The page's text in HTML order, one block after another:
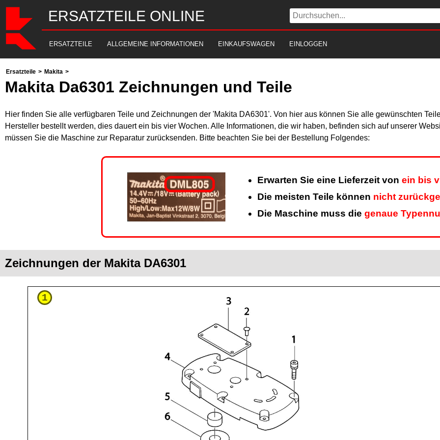
ERSATZTEILE ONLINE
ERSATZTEILE ALLGEMEINE INFORMATIONEN EINKAUFSWAGEN EINLOGGEN
Ersatzteile > Makita >
Makita Da6301 Zeichnungen und Teile
Hier finden Sie alle verfügbaren Teile und Zeichnungen der 'Makita DA6301'. Von hier aus können Sie alle gewünschten
Hersteller bestellt werden, dies dauert ein bis vier Wochen. Alle Informationen, die wir haben, befinden sich auf unserer
müssen Sie die Maschine zur Reparatur zurücksenden. Bitte beachten Sie bei der Bestellung Folgendes:
Erwarten Sie eine Lieferzeit von ein bis
Die meisten Teile können nicht
Die Maschine muss die genaue
Zeichnungen der Makita DA6301
1